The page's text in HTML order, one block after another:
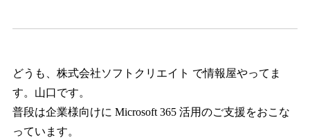
どうも、株式会社ソフトクリエイト で情報屋やってま
す。山口です。
普段は企業様向けに Microsoft 365 活用のご支援をおこな
っています。